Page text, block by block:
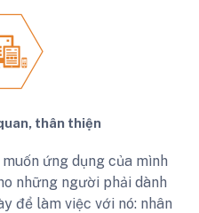
thân thiện
ứng dụng của mình
những người phải dành
để làm việc với nó: nhân